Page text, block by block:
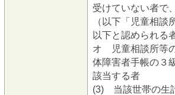
受けていない者で
（以下「児童相
以下と認められる
オ 児童相談所等
体障害者手帳の３
該当する者
(3) 当該世帯の生